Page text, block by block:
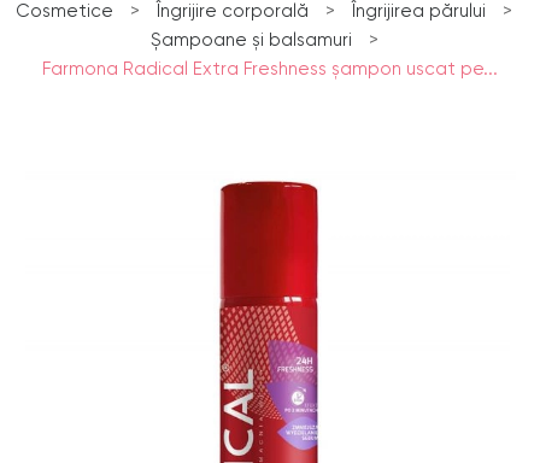
Cosmetice > Îngrijire corporală > Îngrijirea părului
>
Șampoane și balsamuri
>
Farmona Radical Extra Freshness șampon uscat pe...